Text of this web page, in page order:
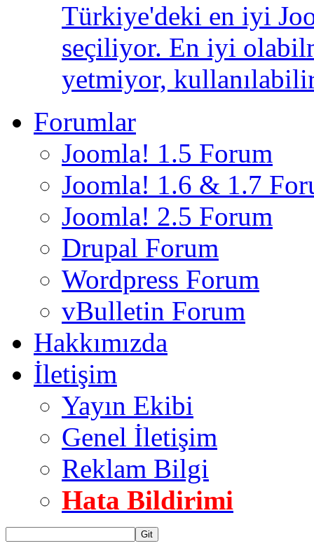
Türkiye'deki en iyi
seçiliyor. En iyi
yetmiyor,
Forumlar
Joomla! 1.5 Forum
Joomla! 1.6 & 1.7
Joomla! 2.5 Forum
Drupal Forum
Wordpress Forum
vBulletin Forum
Hakkımızda
İletişim
Yayın Ekibi
Genel İletişim
Reklam Bilgi
Hata Bildirimi
Git